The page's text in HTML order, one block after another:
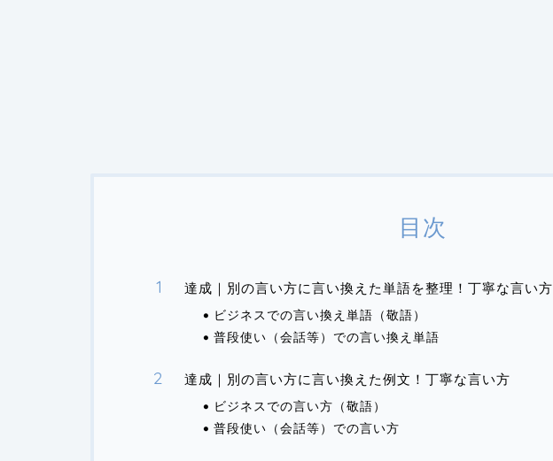
目次
達成｜別の言い方に言い換えた単語を整理！丁寧な言い方
ビジネスでの言い換え単語（敬語）
普段使い（会話等）での言い換え単語
達成｜別の言い方に言い換えた例文！丁寧な言い方
ビジネスでの言い方（敬語）
普段使い（会話等）での言い方